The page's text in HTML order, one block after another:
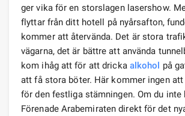
ger vika för en storslagen lasershow.
flyttar från ditt hotell på nyårsafton,
kommer att återvända. Det är stora
vägarna, det är bättre att använda
kom ihåg att för att dricka alkohol
på
att få stora böter. Här kommer ingen att
för den festliga stämningen. Om du inte
Förenade Arabemiraten direkt för det